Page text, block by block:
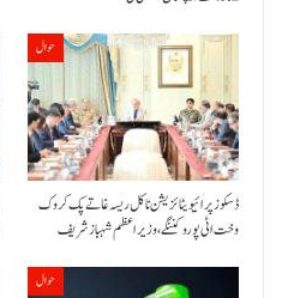
حوال
ڈسکوز پرائیویٹائزیشن نا کل ریسہ غاتے پک کروک
وخت اٹی پورو کننگے ،وزیراعظم شہباز شریف
حوال